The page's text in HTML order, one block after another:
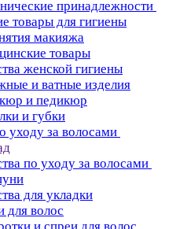
принадлежности
товары для гигиены
макияжа
товары
женской гигиены
и ватные изделия
и педикюр
и губки
уходу за волосами
по уходу за волосами
для укладки
для волос